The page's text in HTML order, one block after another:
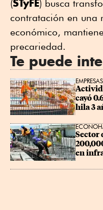
(STyFE) busca
contratación en una
económico,
precariedad.
Te puede
EMPRESAS
cayó
hila 3
Sector
en